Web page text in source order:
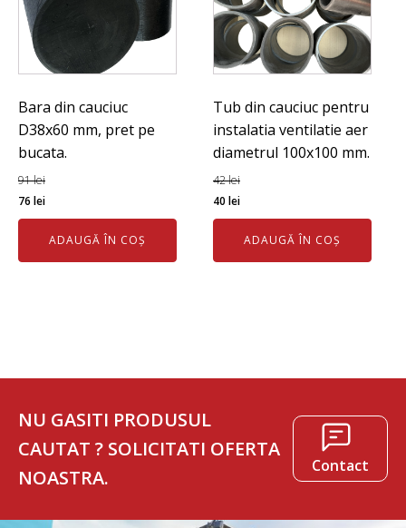
Bara din cauciuc
D38x60 mm, pret pe
bucata.
91lei
Prețul
inițial
fost:
76 leiPrețul
curent
este:
76 lei.
ADAUGĂ ÎN COȘ
Tub din cauciuc pentru
instalatia ventilatie aer
diametrul 100x100 mm.
42lei
Prețul
inițial
fost:
40leiPrețul
curent
este:
40 lei.
ADAUGĂ ÎN COȘ
NU GASITI PRODUSUL
CAUTAT ? SOLICITATI OFERTA
NOASTRA.
Contact